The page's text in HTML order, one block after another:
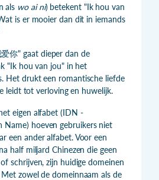
als wo ai ni) betekent "Ik hou van
is er mooier dan dit in iemands
你" gaat dieper dan de
"Ik hou van jou" in het
Het drukt een romantische liefde
leidt tot verloving en huwelijk.
eigen alfabet (IDN -
Name) hoeven gebruikers niet
een ander alfabet. Voor een
half miljard Chinezen die geen
schrijven, zijn huidige domeinen
zowel de domeinnaam als de